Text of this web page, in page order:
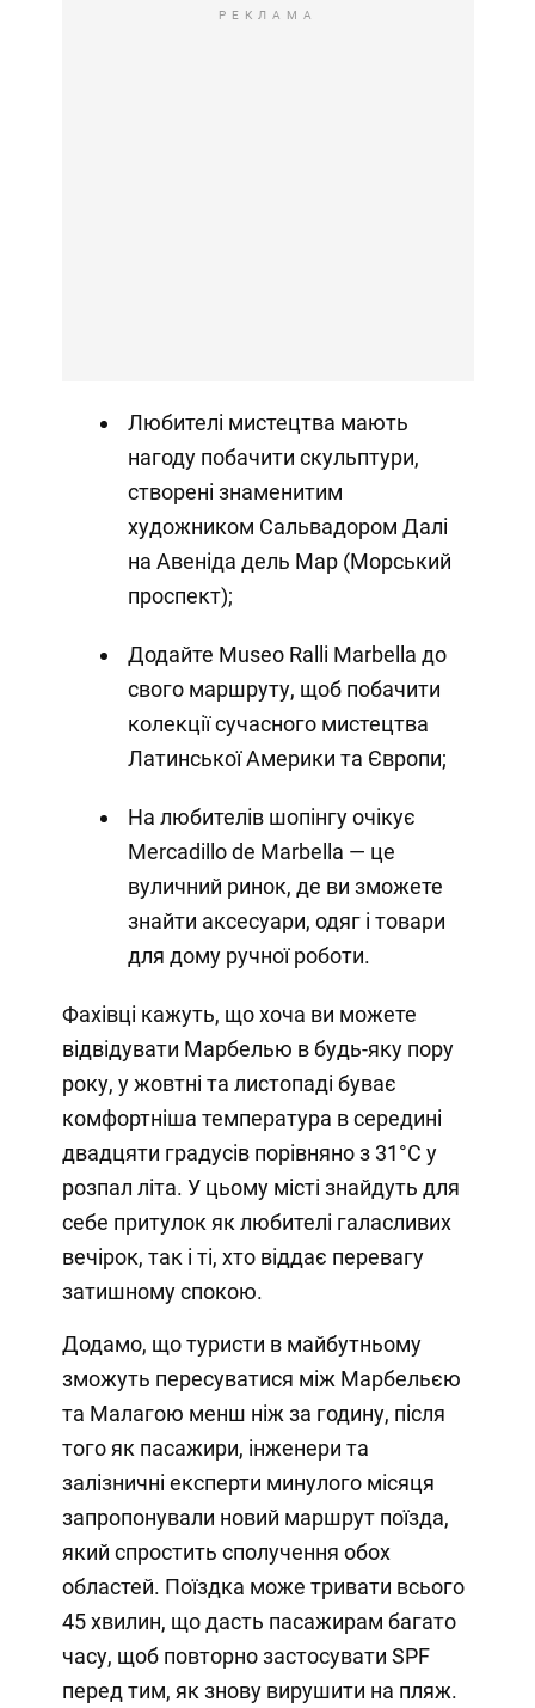
РЕКЛАМА
Любителі мистецтва мають
нагоду побачити скульптури,
створені знаменитим
художником Сальвадором Далі
на Авеніда дель Мар (Морський
проспект);
Додайте Museo Ralli Marbella до
свого маршруту, щоб побачити
колекції сучасного мистецтва
Латинської Америки та Європи;
На любителів шопінгу очікує
Mercadillo de Marbella — це
вуличний ринок, де ви зможете
знайти аксесуари, одяг і товари
для дому ручної роботи.
Фахівці кажуть, що хоча ви можете
відвідувати Марбелью в будь-яку пору
року, у жовтні та листопаді буває
комфортніша температура в середині
двадцяти градусів порівняно з 31°C у
розпал літа. У цьому місті знайдуть для
себе притулок як любителі галасливих
вечірок, так і ті, хто віддає перевагу
затишному спокою.
Додамо, що туристи в майбутньому
зможуть пересуватися між Марбельєю
та Малагою менш ніж за годину, після
того як пасажири, інженери та
залізничні експерти минулого місяця
запропонували новий маршрут поїзда,
який спростить сполучення обох
областей. Поїздка може тривати всього
45 хвилин, що дасть пасажирам багато
часу, щоб повторно застосувати SPF
перед тим, як знову вирушити на пляж.